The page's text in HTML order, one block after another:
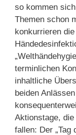
so kommen
Themen schon
konkurrieren
terminlichen
inhaltliche
beiden
Aktionstage,
fallen: Der „Tag